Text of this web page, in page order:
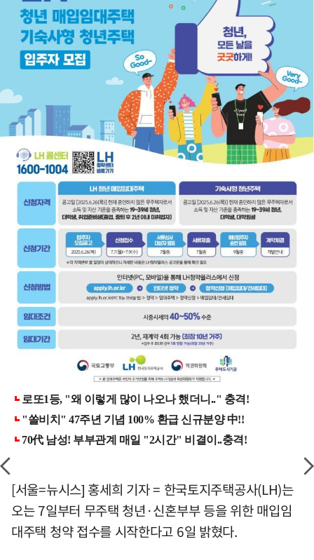
[서울=뉴시스] 홍세희 기자 = 한국토지주택공사(LH)는
오는 7일부터 무주택 청년·신혼부부 등을 위한 매입임
대주택 청약 접수를 시작한다고 6일 밝혔다.